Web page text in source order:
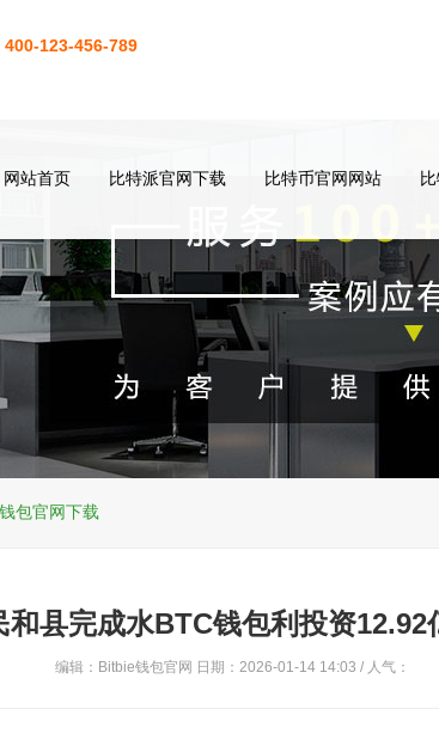
400-123-456-789
网站首页 比特派官网下载 比特币官网网站
包官网下载
和县完成水BTC钱包利投资12.92
编辑：Bitbie钱包官网 日期：2026-01-14 14:03 / 人气：